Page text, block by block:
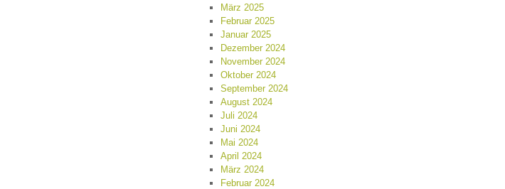
März 2025
Februar 2025
Januar 2025
Dezember 2024
November 2024
Oktober 2024
September 2024
August 2024
Juli 2024
Juni 2024
Mai 2024
April 2024
März 2024
Februar 2024